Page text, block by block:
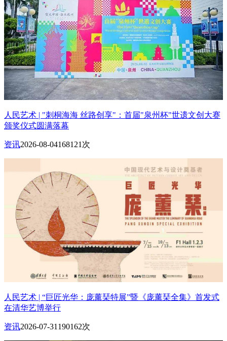
人民艺术 | "刺桐海海 丝路创享"：首届"泉州杯"世遗文创大赛
颁奖仪式圆满落幕
资讯2026-08-04168121次
人民艺术 | “巨匠光华：庞薰琹特展”暨《庞薰琹全集》首发式
在清华艺博举行
资讯2026-07-31 190162次